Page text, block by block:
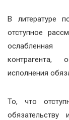
В литературе
отступное
ослабленная
исполнения
То, что